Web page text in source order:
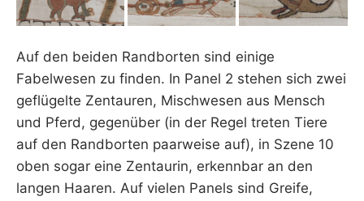
Auf den beiden Randborten sind einige
Fabelwesen zu finden. In Panel 2 stehen sich zwei
geflügelte Zentauren, Mischwesen aus Mensch
und Pferd, gegenüber (in der Regel treten Tiere
auf den Randborten paarweise auf), in Szene 10
oben sogar eine Zentaurin, erkennbar an den
langen Haaren. Auf vielen Panels sind Greife,